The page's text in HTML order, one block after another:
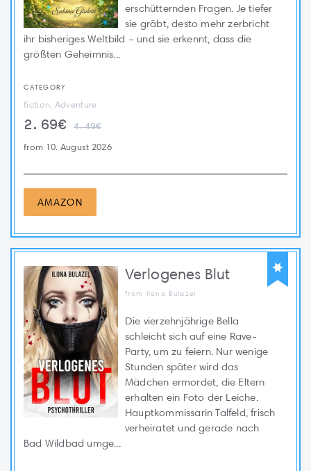
erschütternden Fragen. Je tiefer
sie gräbt, desto mehr zerbricht
ihr bisheriges Weltbild – und sie erkennt, dass die
größten Geheimnis...
CATEGORY
fiction, Adventure
2.69€ 4.49€
from 10. August 2026
AMAZON
Verlogenes Blut
from Ilona Bulazel
Die vierzehnjährige Bella
schleicht sich auf eine Rave-
Party, um zu feiern. Nur wenige
Stunden später wird das
Mädchen ermordet, die Eltern
erhalten ein Foto der Leiche.
Hauptkommissarin Talfeld, frisch
verheiratet und gerade nach
Bad Wildbad umge...